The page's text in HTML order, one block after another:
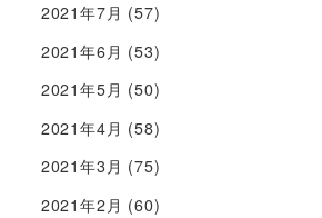
2021年7月 (57)
2021年6月 (53)
2021年5月 (50)
2021年4月 (58)
2021年3月 (75)
2021年2月 (60)